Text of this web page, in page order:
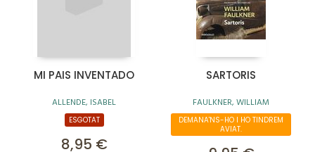
MI PAIS INVENTADO
ALLENDE, ISABEL
ESGOTAT
8,95 €
SARTORIS
FAULKNER, WILLIAM
DEMANA'NS-HO I HO TINDREM
AVIAT.